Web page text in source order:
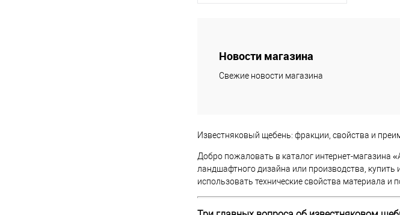
Купить в 1 клик
Сравнение
В избранное
В наличии
Новости магазина
Свежие новости магазина
Известняковый щебень: фракции, свойства и
Добро пожаловать в каталог интернет-магазина
ландшафтного дизайна или производства,
использовать технические свойства материала и